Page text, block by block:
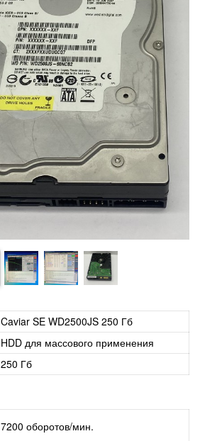
Caviar SE WD2500JS 250 Гб
HDD для массового применения
250 Гб
7200 оборотов/мин.